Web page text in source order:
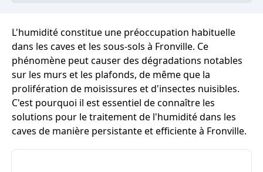
L'humidité constitue une préoccupation habituelle
dans les caves et les sous-sols à Fronville. Ce
phénomène peut causer des dégradations notables
sur les murs et les plafonds, de même que la
prolifération de moisissures et d'insectes nuisibles.
C'est pourquoi il est essentiel de connaître les
solutions pour le traitement de l'humidité dans les
caves de manière persistante et efficiente à Fronville.